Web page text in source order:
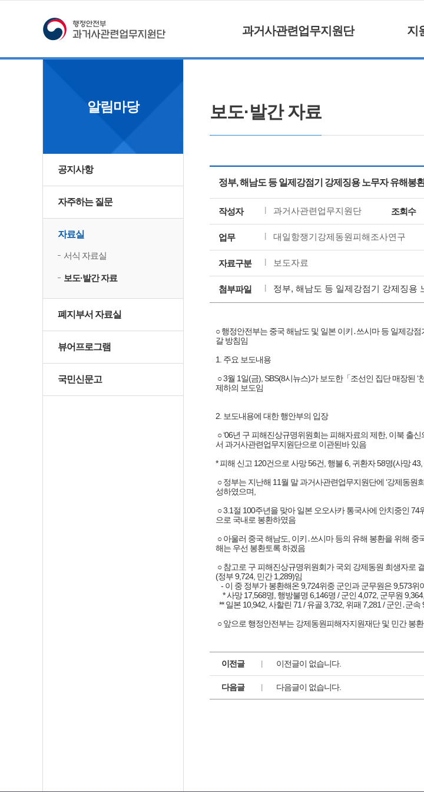
과거사관련업무지원단 지
알림마당
공지사항
자주하는 질문
자료실
서식 자료실
보도·발간 자료
폐지부서 자료실
뷰어프로그램
국민신문고
보도·발간 자료
정부, 해남도 등 일제강점기 강제징용 노무자 유해봉
작성자 과거사관련업무지원단 조회수
업무 대일항쟁기강제동원피해조사연구
자료구분 보도자료
첨부파일 정부, 해남도 등 일제강점기 강제징용
○ 행정안전부는 중국 해남도 및 일본 이키․쓰시마 등 일제강
갈 방침임
1. 주요 보도내용
○ 3월 1일(금), SBS(8시뉴스)가 보도한「조선인 집단 매장된
제하의 보도임
2. 보도내용에 대한 행안부의 입장
○ ‘06년 구 피해진상규명위원회는 피해자료의 제한, 이북 출
서 과거사관련업무지원단으로 이관된바 있음
* 피해 신고 120건으로 사망 56건, 행불 6, 귀환자 58명(사망 43,
○ 정부는 지난해 11월 말 과거사관련업무지원단에 ‘강제동
성하였으며,
○ 3.1절 100주년을 맞아 일본 오오사카 통국사에 안치중인
으로 국내로 봉환하였음
○ 아울러 중국 해남도, 이키․쓰시마 등의 유해 봉환을 위해
해는 우선 봉환토록 하겠음
○ 참고로 구 피해진상규명위원회가 국외 강제동원 희생자로
(정부 9,724, 민간 1,289)임
- 이 중 정부가 봉환해온 9,724위중 군인과 군무원은 9,573
* 사망 17,568명, 행방불명 6,146명 / 군인 4,072, 군무원
** 일본 10,942, 사할린 71 / 유골 3,732, 위패 7,281 / 군인․군
○ 앞으로 행정안전부는 강제동원피해자지원재단 및 민간 봉
이전글 이전글이 없습니다.
다음글 다음글이 없습니다.